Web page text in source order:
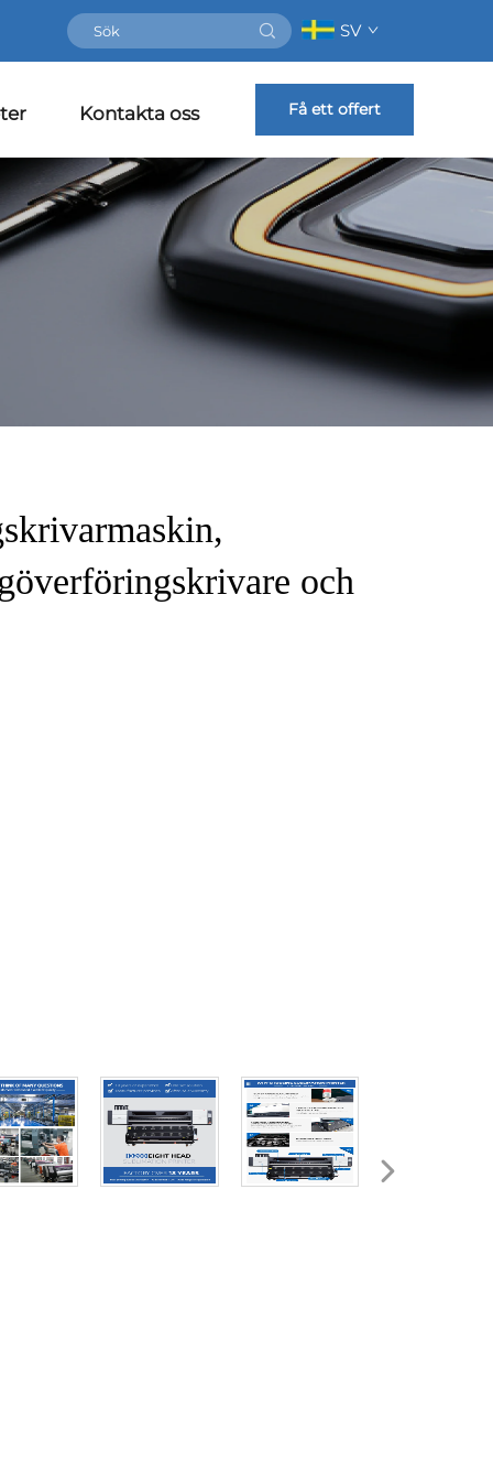
SV
Kontakta oss Få ett offert
och